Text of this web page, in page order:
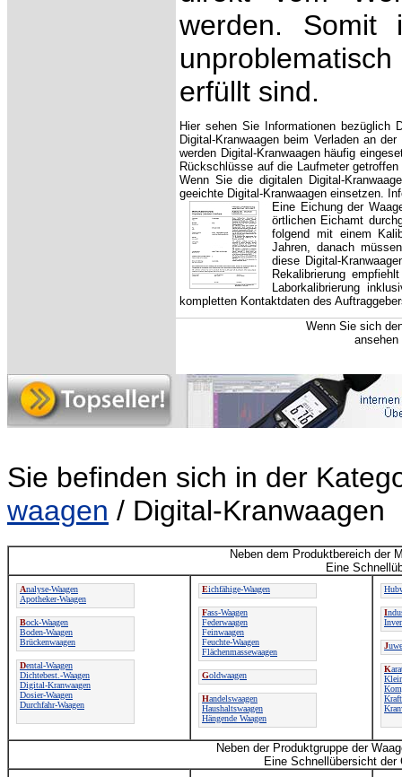
werden. Somit
erfüllt sind.
Hier sehen Sie Informationen bezüglich
Digital-Kranwaagen beim Verladen an
werden Digital-Kranwaagen häufig
Rückschlüsse auf die Laufmeter
Wenn Sie die digitalen Digital-
geeichte Digital-Kranwaagen einsetzen.
Eine Eichung der
örtlichen Eichamt
folgend mit einem
Jahren, danach
diese Digital-
Rekalibrierung
Laborkalibrierung
kompletten Kontaktdaten des
Wenn Sie sich
Sie befinden sich in der
waagen / Digital-Kranwaagen
Neben dem Produktbereich der
Eine
Analyse-Waagen
Apotheker-Waagen
Bock-Waagen
Boden-Waagen
Brückenwaagen
Dental-Waagen
Dichtebest.-Waagen
Digital-Kranwaagen
Dosier-Waagen
Durchfahr-Waagen
Eichfähige-Waagen
Fass-Waagen
Federwaagen
Feinwaagen
Feuchte-Waagen
Flächenmassewaagen
Goldwaagen
Handelswaagen
Haushaltswaagen
Hängende Waagen
I
J
K
Neben der Produktgruppe der
Eine Schnellübersicht